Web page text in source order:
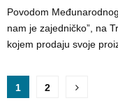
Povodom
nam je zajedničko”, na
kojem prodaju svoje
P
1 2